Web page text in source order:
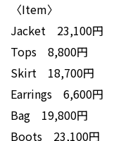
〈Item〉
Jacket 23,100円
Tops 8,800円
Skirt 18,700円
Earrings 6,600円
Bag 19,800円
Boots 23,100円